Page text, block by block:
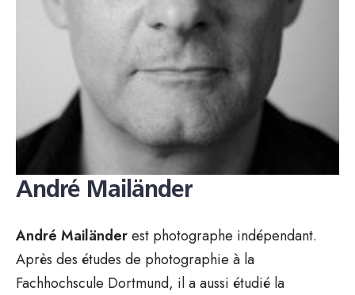
André Mailänder
André Mailänderest photographe indépendant.
Après des études de photographie à la
Fachhochscule Dortmund, il a aussi étudié la